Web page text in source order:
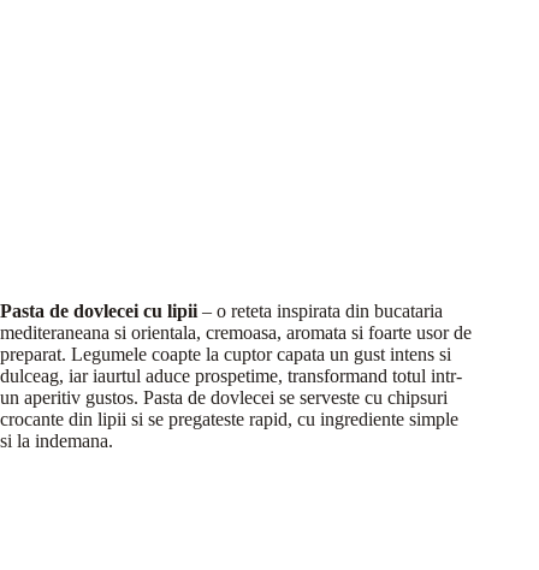
Pasta de dovlecei cu lipii – o reteta inspirata din bucataria
mediteraneana si orientala, cremoasa, aromata si foarte usor de
preparat. Legumele coapte la cuptor capata un gust intens si
dulceag, iar iaurtul aduce prospetime, transformand totul intr-
un aperitiv gustos. Pasta de dovlecei se serveste cu chipsuri
crocante din lipii si se pregateste rapid, cu ingrediente simple
si la indemana.